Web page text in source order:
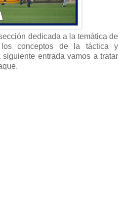
dedicada a la temática de
los conceptos de la táctica y
entrada vamos a tratar